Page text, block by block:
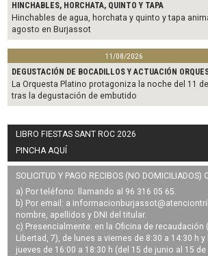
HINCHABLES, HORCHATA, QUINTO Y TAPA
Hinchables de agua, horchata y quinto y tapa
agosto en Burjassot
11/08/2026
DEGUSTACIÓN DE BOCADILLOS Y ACTUACIÓN
La Orquesta Platino protagoniza la noche del 11
tras la degustación de embutido
LIBRO FIESTAS SANT ROC 2026
PINCHA AQUÍ
SOLICITUD Y PAGO RECIBOS (NO DOMICILIADOS)
a) Por teléfono: llamando al 96 316 05 65.
b) Por email: a
nombre, apellidos y DNI del titular.
c) Presencialmente: en la Oficina de recaudación
Libertad, 7), de lunes a viernes de 8:30 a 14:30 h
jueves de 16:00 a 18:30 h (del 15 de junio al 15